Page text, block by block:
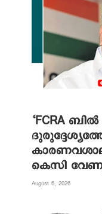
‘FCRA
കെസി
August 6, 2026